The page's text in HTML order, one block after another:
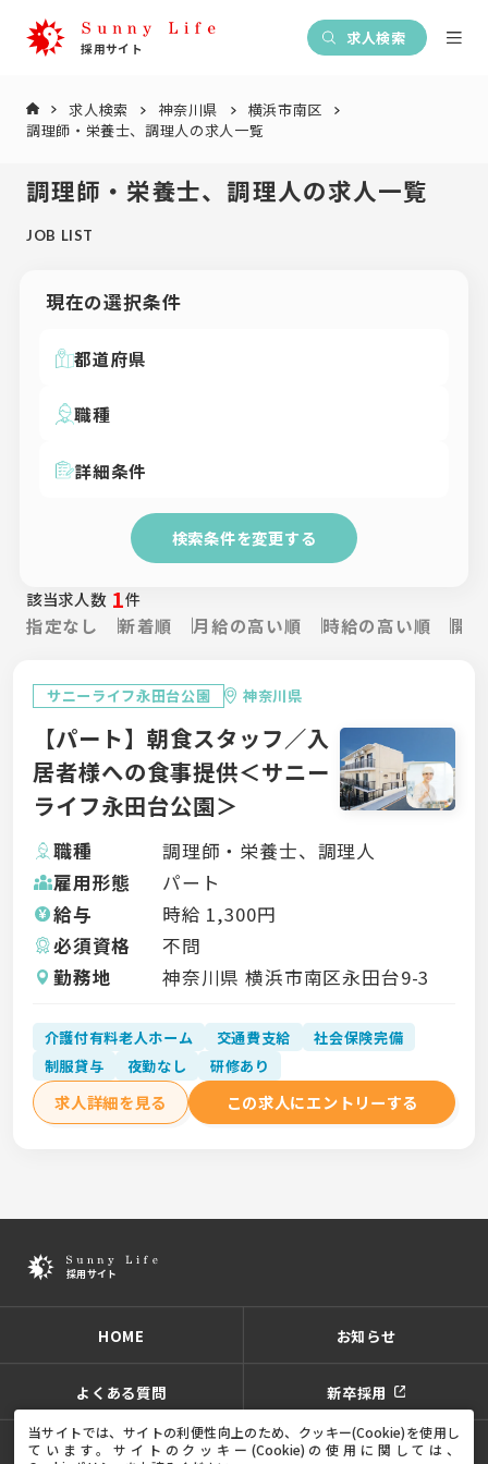
求人検索
求人検索 神奈川県
横浜市南区
調理師・栄養士、調理人の求人一覧
調理師・栄養士、調理人の求人一覧
JOB LIST
現在の選択条件
都道府県
職種
詳細条件
検索条件を変更する
該当求人数 1件
指定なし 新着順 月給の高い順 時給の高い順 開
サニーライフ永田台公園 神奈川県
【パート】朝食スタッフ／入
居者様への食事提供＜サニー
ライフ永田台公園＞
職種
調理師・栄養士、調理人
雇用形態
パート
給与
時給 1,300円
必須資格
不問
勤務地
神奈川県 横浜市南区永田台9-3
介護付有料老人ホーム 交通費支給
社会保険完備
制服貸与
夜勤なし 研修あり
求人詳細を見る この求人にエントリーする
HOME お知らせ
よくある質問 新卒採用
プライバシーポリシーサイトポリシーサイトマップ
当サイトでは、サイトの利便性向上のため、クッキー(Cookie)を使用し
ています。サイトのクッキー(Cookie)の使用に関しては、